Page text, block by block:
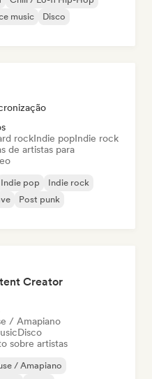
music
Disco
rockIndie popIndie rock
de artistas para
Indie pop
Indie rock
Post punk
Creator
/ Amapiano
Disco
sobre artistas
/ Amapiano